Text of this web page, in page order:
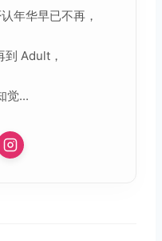
年华早已不再，
Adult，
觉...